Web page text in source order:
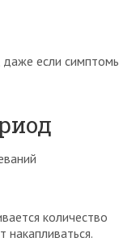
даже если
количество